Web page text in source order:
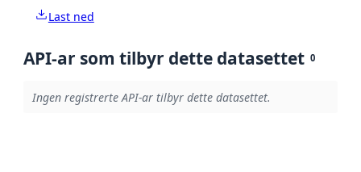
Last ned
API-ar som tilbyr dette datasettet 0
Ingen registrerte API-ar tilbyr dette datasettet.